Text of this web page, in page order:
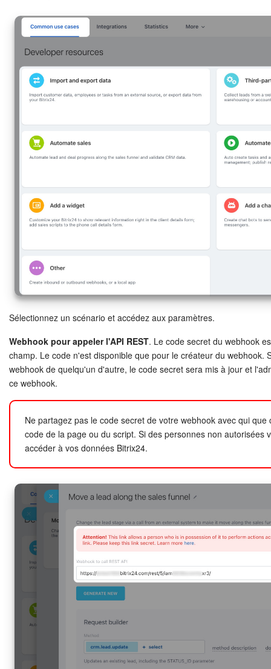
Analytique
BI Builder
Automatisation
Processus d’entreprise
Espace des ventes
CRM + Boutique en ligne
Entreprise
Market (Applications)
Centre de contact
Widget de l'employé
Téléphonie
Paramètres
Bitrix24 Messenger
Questions générales
CONNEXION
Sélectionnez un scénario et accédez aux paramètres.
Webhook pour appeler l'API REST. Le code secret du webhook
champ. Le code n'est disponible que pour le créateur du webhook.
webhook de quelqu'un d'autre, le code secret sera mis à jour et
ce webhook.
Ne partagez pas le code secret de votre webhook avec qui
code de la page ou du script. Si des personnes non autorisées
accéder à vos données Bitrix24.